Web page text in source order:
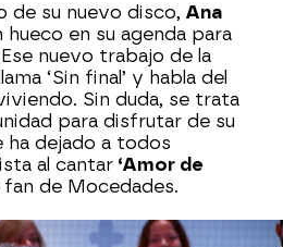
de su nuevo disco, Ana
hueco en su agenda para
Ese nuevo trabajo de la
‘Sin final’ y habla del
Sin duda, se trata
para disfrutar de su
ha dejado a todos
al cantar ‘Amor de
de Mocedades.